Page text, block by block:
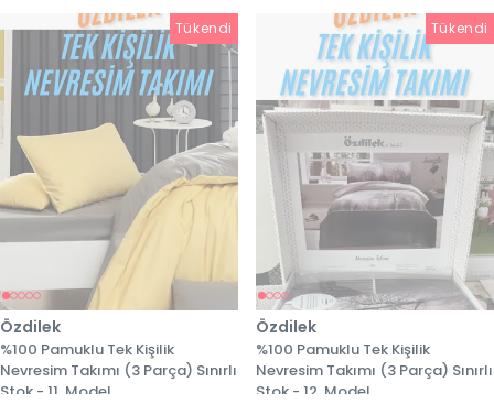
Tükendi Tükendi
Özdilek
%100 Pamuklu Tek Kişilik
Nevresim Takımı (3 Parça) Sınırlı
Stok - 11. Model
Tükendi
Özdilek
%100 Pamuklu Tek Kişilik
Nevresim Takımı (3 Parça) Sınırlı
Stok - 12. Model